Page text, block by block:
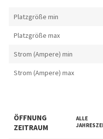
Platzgröße min
Platzgröße max
Strom (Ampere) min
Strom (Ampere) max
ÖFFNUNG
ZEITRAUM
ALLE